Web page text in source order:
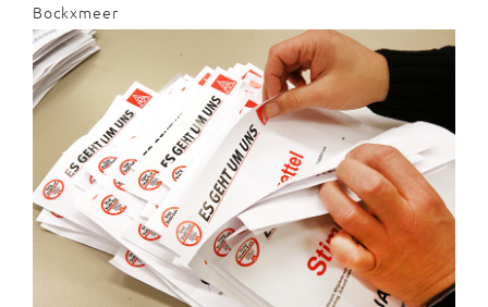
Bockxmeer